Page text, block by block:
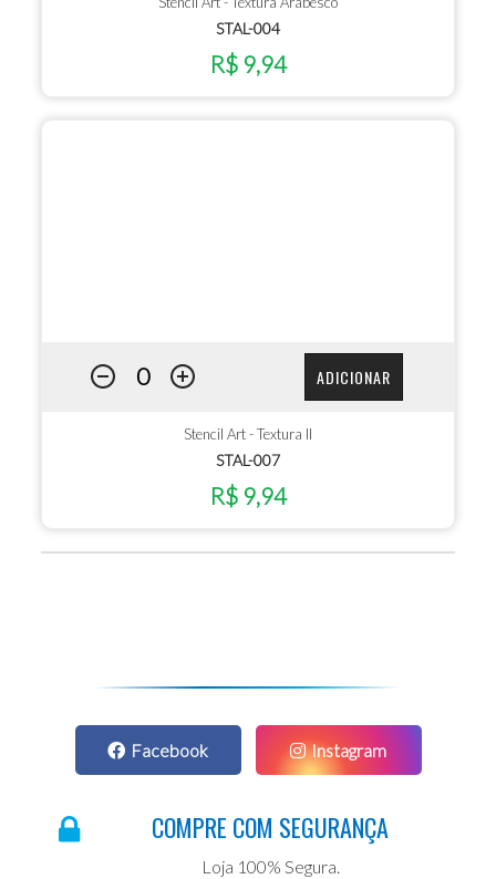
STAL-004
R$ 9,94
ADICIONAR
Stencil Art - Textura II
STAL-007
R$ 9,94
Facebook Instagram
COMPRE COM SEGURANÇA
Loja 100% Segura.